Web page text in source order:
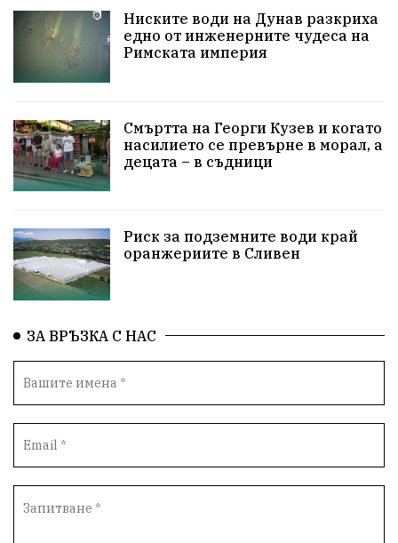
ИкономикаНаСъпротивата УрсулаФонДерЛайен
ПетърПетров
Технологии НародноСъбрание
ПравоваДържава Варна Родителство
ПътнаБезопасност Магнитски Санкции
ОколнаСреда
Общност ИсторическиПарк ВоенноВреме
Космос ВоднаКриза Вода Мир
Безопастност
БъдещевБългария ДостойнаБългария
Ниските води на Дунав разкриха
едно от инженерните чудеса на
Римската империя
Смъртта на Георги Кузев и когато
насилието се превърне в морал, а
децата – в съдници
Риск за подземните води край
оранжериите в Сливен
ЗА ВРЪЗКА С НАС